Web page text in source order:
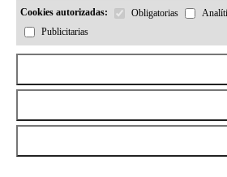
Cookies autorizadas: Obligatorias
Publicitarias